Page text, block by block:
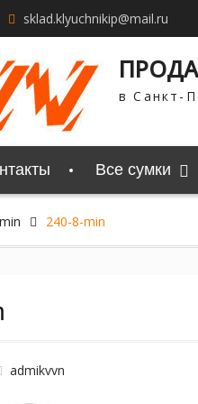
sklad.klyuchnikip@mail.ru
в Санкт-
Все сумки
240-8-min
admikvvn